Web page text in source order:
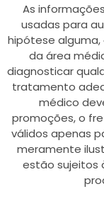
As
usadas para
hipótese
da área
diagnosticar
tratamento
médico
promoções, o
válidos apenas
meramente
estão sujeitos